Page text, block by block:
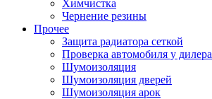
Химчистка
Чернение резины
Прочее
Защита радиатора сеткой
Проверка автомобиля у дилера
Шумоизоляция
Шумоизоляция дверей
Шумоизоляция арок